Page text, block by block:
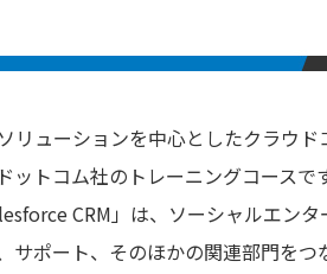
リューションを中心としたクラウ
ットコム社のトレーニングコースです
CRM」は、ソーシャルエン
サポート、そのほかの関連部門を